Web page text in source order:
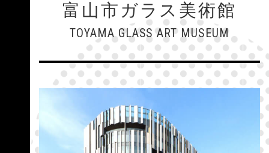
富山市ガラス美術館
TOYAMA GLASS ART MUSEUM